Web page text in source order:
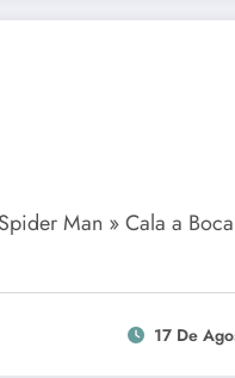
Man » Cala a
17 De